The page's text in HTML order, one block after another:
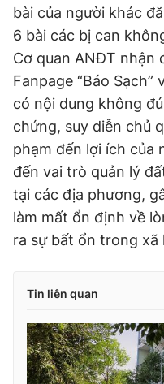
bài của người khác
6 bài các bị can
Cơ quan ANĐT nhận
Fanpage “Báo Sạch”
có nội dung không
chứng, suy diễn chủ
phạm đến lợi ích của
đến vai trò quản lý
tại các địa phương,
làm mất ổn định về
ra sự bất ổn trong xã
Tin liên quan